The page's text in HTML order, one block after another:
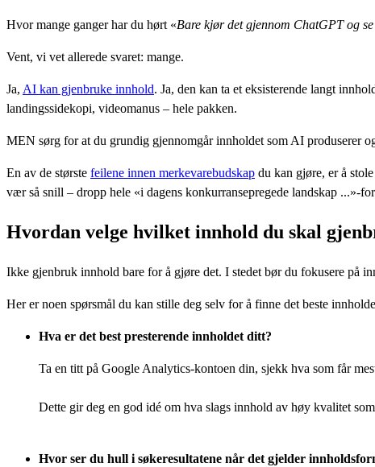
Hvor mange ganger har du hørt «Bare kjør det gjennom ChatGPT og
Vent, vi vet allerede svaret: mange.
Ja, AI kan gjenbruke innhold. Ja, den kan ta et eksisterende langt
landingssidekopi, videomanus – hele pakken.
MEN sørg for at du grundig gjennomgår innholdet som AI produserer
En av de største feilene innen merkevarebudskap du kan gjøre, er å
vær så snill – dropp hele «i dagens konkurransepregede landskap ...»-
Hvordan velge hvilket innhold du skal
Ikke gjenbruk innhold bare for å gjøre det. I stedet bør du fokusere på
Her er noen spørsmål du kan stille deg selv for å finne det beste
Hva er det best presterende innholdet ditt?
Ta en titt på Google Analytics-kontoen din, sjekk hva som får
Dette gir deg en god idé om hva slags innhold av høy kvalitet
Hvor ser du hull i søkeresultatene når det gjelder